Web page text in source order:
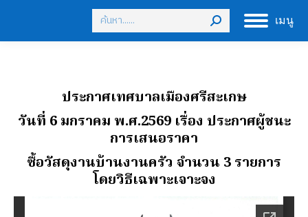
เมนู
Search:
ประกาศเทศบาลเมืองศรีสะเกษ
วันที่ 6 มกราคม พ.ศ.2569 เรื่อง ประกาศผู้ชนะ
การเสนอราคา
ซื้อวัสดุงานบ้านงานครัว จํานวน 3 รายการ
โดยวิธีเฉพาะเจาะจง